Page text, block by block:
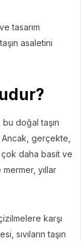
tasarım
asaletini
bu doğal taşın
Ancak, gerçekte,
çok daha basit ve
yıllar
karşı
sıvıların taşın